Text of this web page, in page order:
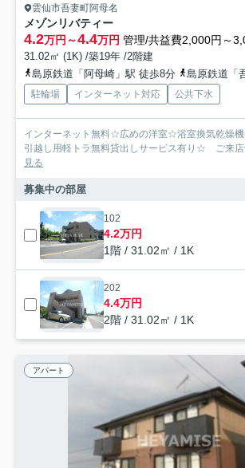
雲仙市吾妻町阿母名
メゾンリバティー
4.2万円～4.4万円 管理/共益費2,000円～
31.02㎡ (1K) /築19年 /2階建
島原鉄道「阿母崎」駅 徒歩8分
島原鉄道「
駐輪場 インターネット対応 公共下水
インターネット無料☆広めの洋室☆浴室換気乾燥機
引越し用軽トラ無料貸出しサービス有り☆ ご来店
見る
募集中の部屋
102
4.2万円
1階 / 31.02㎡ / 1K
202
4.4万円
2階 / 31.02㎡ / 1K
アパート